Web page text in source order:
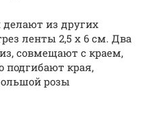
из других
ленты 2,5 х 6 см. Два
совмещают с краем,
подгибают края,
розы